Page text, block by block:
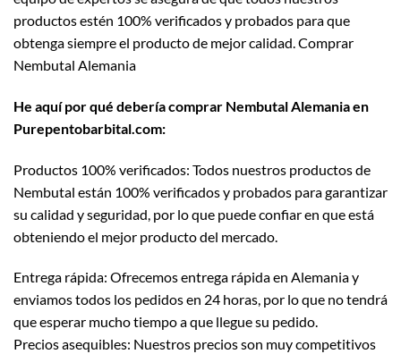
productos estén 100% verificados y probados para que
obtenga siempre el producto de mejor calidad. Comprar
Nembutal Alemania
He aquí por qué debería comprar Nembutal Alemania en
Purepentobarbital.com:
Productos 100% verificados: Todos nuestros productos de
Nembutal están 100% verificados y probados para garantizar
su calidad y seguridad, por lo que puede confiar en que está
obteniendo el mejor producto del mercado.
Entrega rápida: Ofrecemos entrega rápida en Alemania y
enviamos todos los pedidos en 24 horas, por lo que no tendrá
que esperar mucho tiempo a que llegue su pedido.
Precios asequibles: Nuestros precios son muy competitivos